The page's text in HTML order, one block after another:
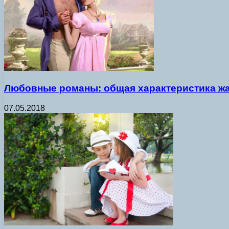
Любовные романы: общая характеристика
07.05.2018